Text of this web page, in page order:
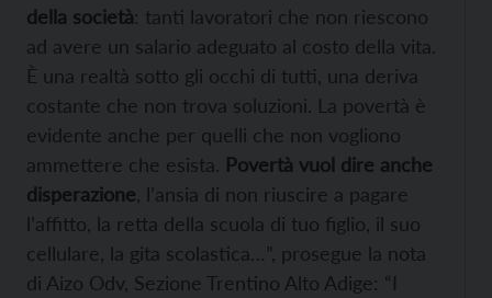
della società: tanti lavoratori che non riescono
ad avere un salario adeguato al costo della vita.
È una realtà sotto gli occhi di tutti, una deriva
costante che non trova soluzioni. La povertà è
evidente anche per quelli che non vogliono
ammettere che esista. Povertà vuol dire anche
disperazione , l’ansia di non riuscire a pagare
l’affitto, la retta della scuola di tuo figlio, il suo
cellulare, la gita scolastica…”, prosegue la nota
di Aizo Odv, Sezione Trentino Alto Adige: “I